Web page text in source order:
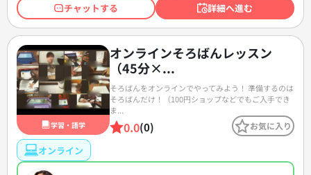
チャットする 詳細へ進む
学習・語学
オンラインそろばんレッスン
（45分×...
そろばんをオンラインでやってみよう！ 準備するのは
そろばんだけ！（100円ショップなどでもご入手でき
ま...
0.0(0) お気に入り
オンライン